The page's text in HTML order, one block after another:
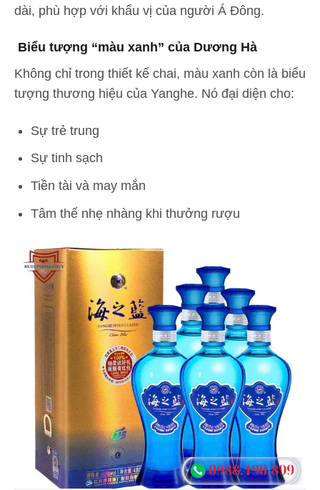
dài, phù hợp với khẩu vị của người Á Đông.
Biểu tượng “màu xanh” của Dương Hà
Không chỉ trong thiết kế chai, màu xanh còn là biểu
tượng thương hiệu của Yanghe. Nó đại diện cho:
Sự trẻ trung
Sự tinh sạch
Tiền tài và may mắn
Tâm thế nhẹ nhàng khi thưởng rượu